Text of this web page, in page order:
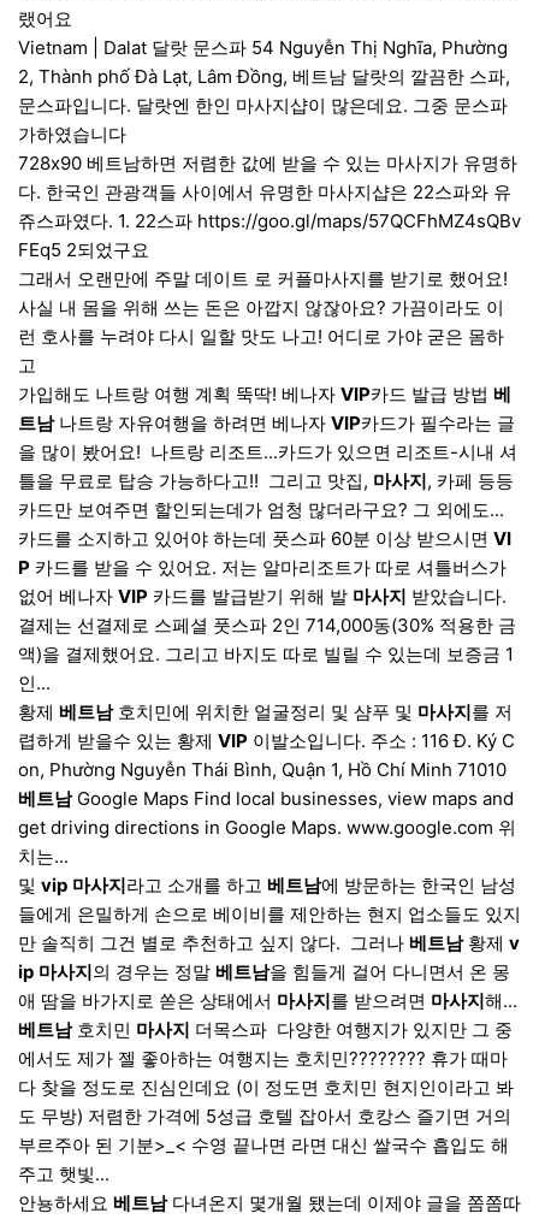
랬어요
Vietnam | Dalat 달랏 문스파 54 Nguyễn Thị Nghĩa, Phường
2, Thành phố Đà Lạt, Lâm Đồng, 베트남 달랏의 깔끔한 스파,
문스파입니다. 달랏엔 한인 마사지샵이 많은데요. 그중 문스파
가하였습니다
728x90 베트남하면 저렴한 값에 받을 수 있는 마사지가 유명하
다. 한국인 관광객들 사이에서 유명한 마사지샵은 22스파와 유
쥬스파였다. 1. 22스파 https://goo.gl/maps/57QCFhMZ4sQBv
FEq5 2되었구요
그래서 오랜만에 주말 데이트 로 커플마사지를 받기로 했어요!
사실 내 몸을 위해 쓰는 돈은 아깝지 않잖아요? 가끔이라도 이
런 호사를 누려야 다시 일할 맛도 나고! 어디로 가야 굳은 몸하
고
가입해도 나트랑 여행 계획 뚝딱! 베나자 VIP카드 발급 방법 베
트남나트랑 자유여행을 하려면 베나자 VIP카드가 필수라는 글
을 많이 봤어요! ​ 나트랑 리조트...카드가 있으면 리조트-시내 셔
틀을 무료로 탑승 가능하다고!! ​ 그리고 맛집, 마사지, 카페 등등
카드만 보여주면 할인되는데가 엄청 많더라구요? 그 외에도...
카드를 소지하고 있어야 하는데 풋스파 60분 이상 받으시면 VI
P 카드를 받을 수 있어요. 저는 알마리조트가 따로 셔틀버스가
없어 베나자 VIP 카드를 발급받기 위해 발 마사지 받았습니다. ​
결제는 선결제로 스페셜 풋스파 2인 714,000동(30% 적용한 금
액)을 결제했어요. 그리고 바지도 따로 빌릴 수 있는데 보증금 1
인...
황제 베트남호치민에 위치한 얼굴정리 및 샴푸 및 마사지를 저
렵하게 받을수 있는 황제 VIP 이발소입니다. 주소 : 116 Đ. Ký C
on, Phường Nguyễn Thái Bình, Quận 1, Hồ Chí Minh 71010
베트남Google Maps Find local businesses, view maps and
get driving directions in Google Maps. www.google.com 위
치는...
및 vip 마사지라고 소개를 하고 베트남에 방문하는 한국인 남성
들에게 은밀하게 손으로 베이비를 제안하는 현지 업소들도 있지
만 솔직히 그건 별로 추천하고 싶지 않다. ​ 그러나 베트남황제 v
ip 마사지의 경우는 정말 베트남을 힘들게 걸어 다니면서 온 몽
애 땀을 바가지로 쏟은 상태에서 마사지를 받으려면 마사지해...
베트남호치민 마사지 더목스파 ​ 다양한 여행지가 있지만 그 중
에서도 제가 젤 좋아하는 여행지는 호치민???????? 휴가 때마
다 찾을 정도로 진심인데요 (이 정도면 호치민 현지인이라고 봐
도 무방) 저렴한 가격에 5성급 호텔 잡아서 호캉스 즐기면 거의
부르주아 된 기분>_< 수영 끝나면 라면 대신 쌀국수 흡입도 해
주고 햇빛...
안뇽하세요 베트남다녀온지 몇개월 됐는데 이제야 글을 쫌쫌따